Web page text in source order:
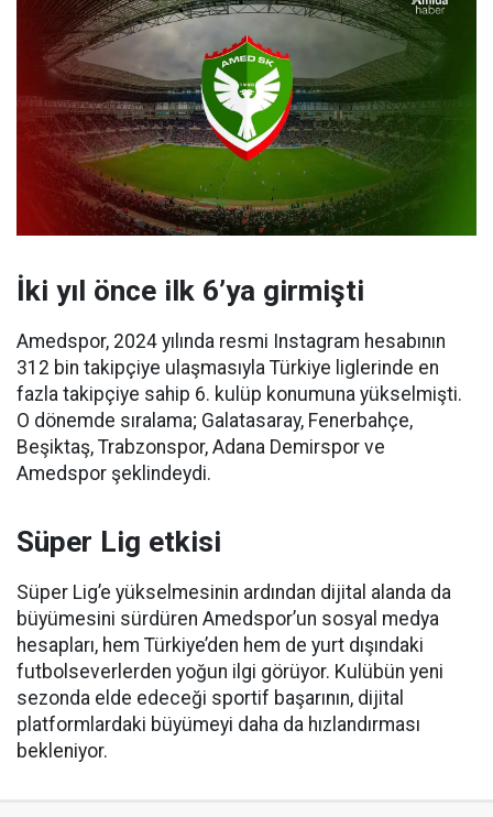
İki yıl önce ilk 6’ya girmişti
Amedspor, 2024 yılında resmi Instagram hesabının
312 bin takipçiye ulaşmasıyla Türkiye liglerinde en
fazla takipçiye sahip 6. kulüp konumuna yükselmişti.
O dönemde sıralama; Galatasaray, Fenerbahçe,
Beşiktaş, Trabzonspor, Adana Demirspor ve
Amedspor şeklindeydi.
Süper Lig etkisi
Süper Lig’e yükselmesinin ardından dijital alanda da
büyümesini sürdüren Amedspor’un sosyal medya
hesapları, hem Türkiye’den hem de yurt dışındaki
futbolseverlerden yoğun ilgi görüyor. Kulübün yeni
sezonda elde edeceği sportif başarının, dijital
platformlardaki büyümeyi daha da hızlandırması
bekleniyor.